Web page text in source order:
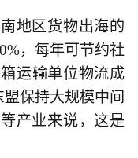
地区货物出海的
，每年可节约社
运输单位物流成
保持大规模中间
产业来说，这是